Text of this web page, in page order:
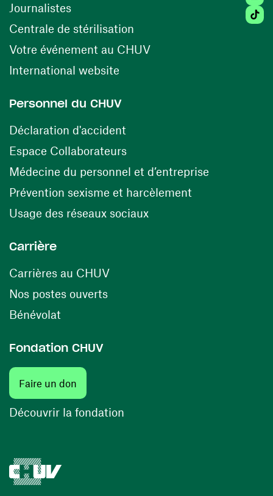
Journalistes
Centrale de stérilisation (ouvre une nouvelle
Votre événement au CHUV(ouvre une nouvelle
International website
Personnel du CHUV
Déclaration d'accident
Espace Collaborateurs(ouvre une nouvelle fenêtre)
Médecine du personnel et d’entreprise
Prévention sexisme et harcèlement
Usage des réseaux sociaux(ouvre une nouvelle
Carrière
Carrières au CHUV(ouvre une nouvelle fenêtre)
Nos postes ouverts(ouvre une nouvelle fenêtre)
Bénévolat
Fondation CHUV
Faire un don
Découvrir la fondation